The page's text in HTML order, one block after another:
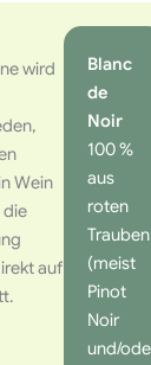
wird
Wein
die
auf
Blanc
de
Noir
100 %
aus
roten
Trauben
(meist
Pinot
Noir
und/